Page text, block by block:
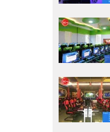
Lào Cai
Bắc Kạn
Tuyên
Yên Bái